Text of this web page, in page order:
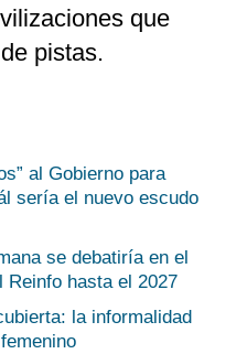
que
pistas.
al Gobierno para
sería el nuevo escudo
se debatiría en el
Reinfo hasta el 2027
la informalidad